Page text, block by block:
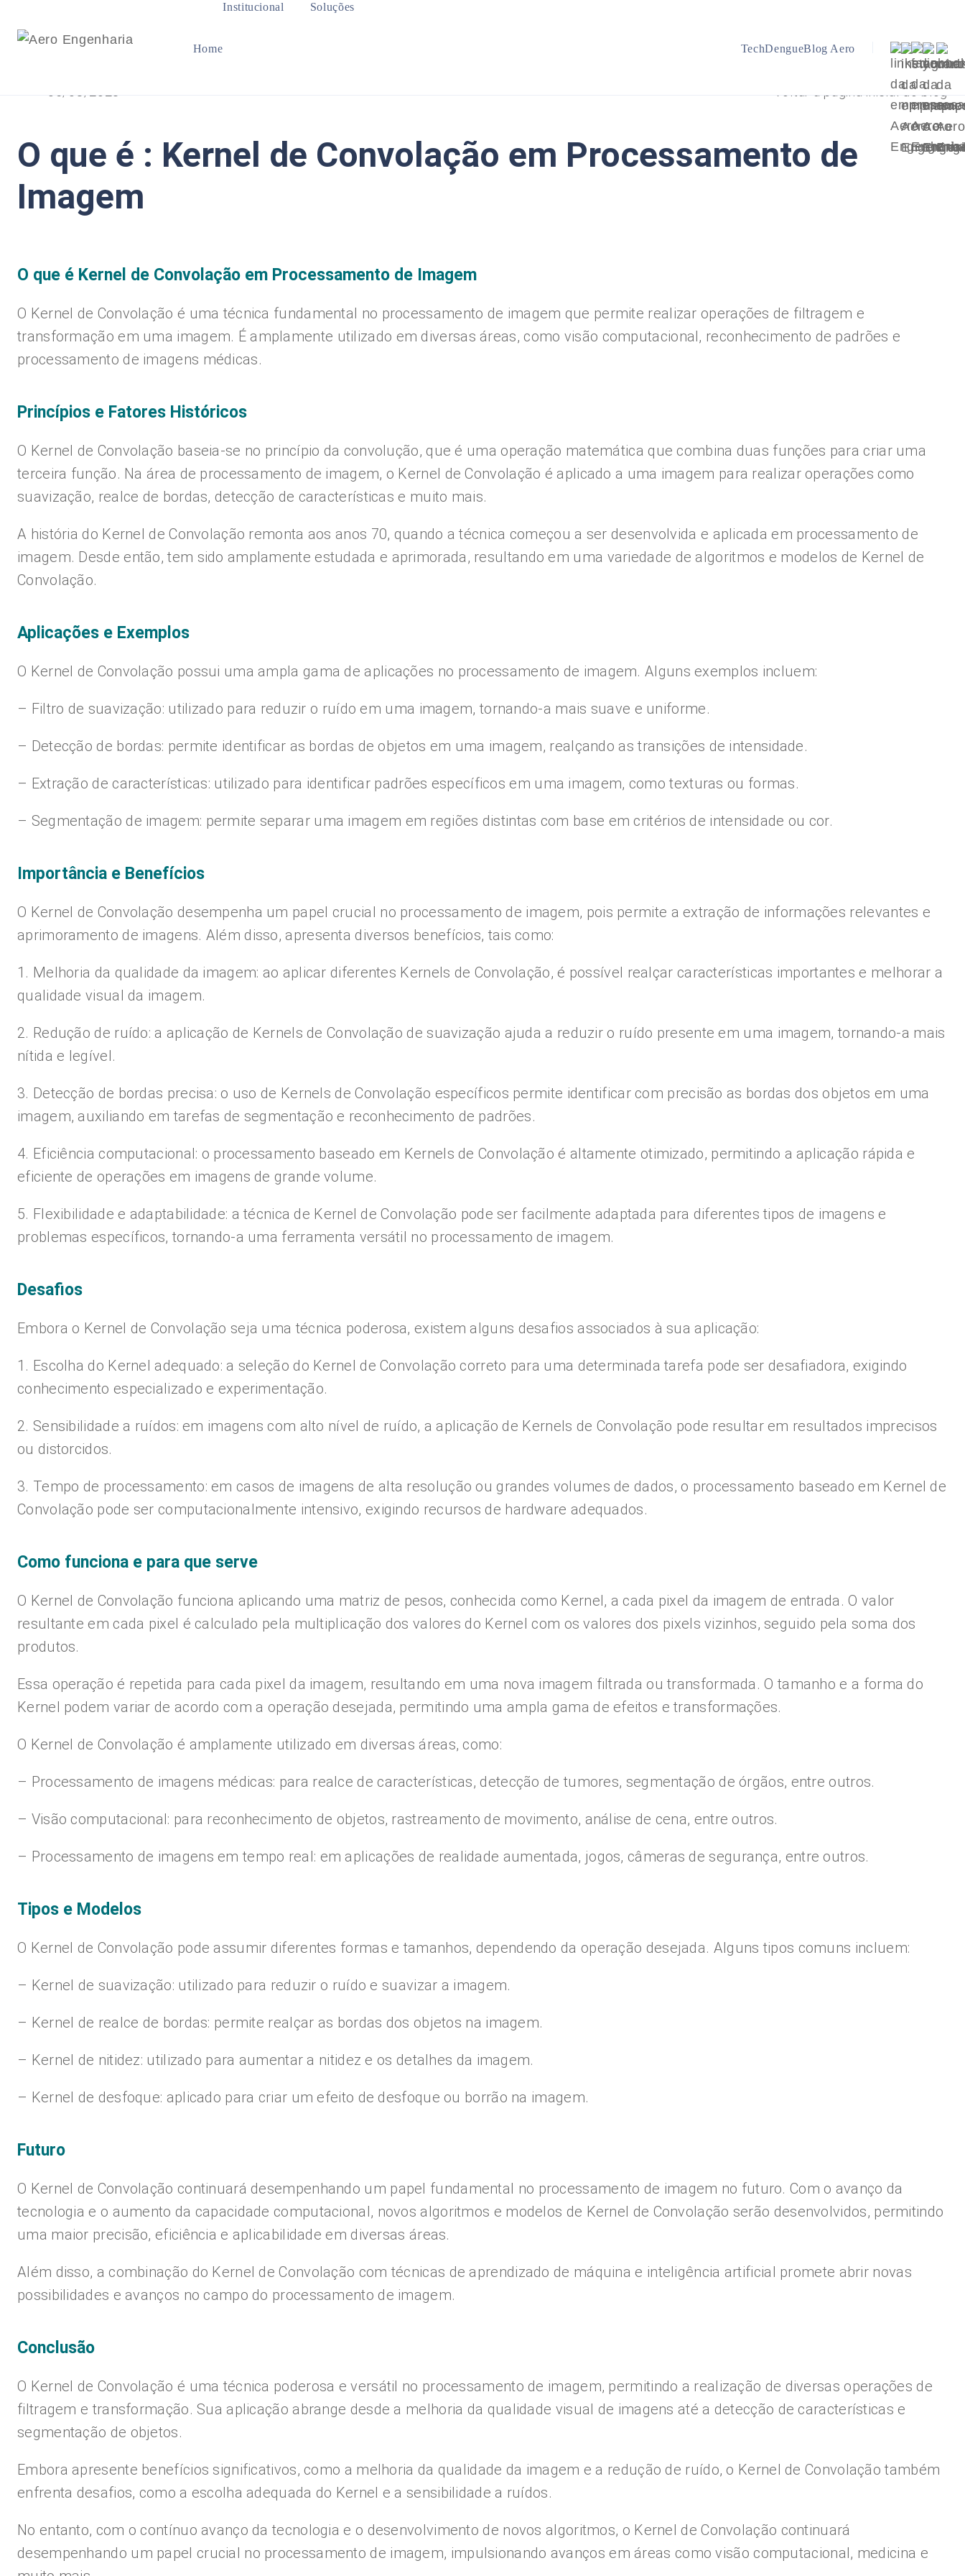
Home
Institucional Soluções
TechDengueBlog Aero
Voltar a página inicial do blog
O que é : Kernel de Convolação em Processamento de
Imagem
O que é Kernel de Convolação em Processamento de Imagem
O Kernel de Convolação é uma técnica fundamental no processamento de imagem que permite realizar operações de filtragem e
transformação em uma imagem. É amplamente utilizado em diversas áreas, como visão computacional, reconhecimento de padrões e
processamento de imagens médicas.
Princípios e Fatores Históricos
O Kernel de Convolação baseia-se no princípio da convolução, que é uma operação matemática que combina duas funções para criar uma
terceira função. Na área de processamento de imagem, o Kernel de Convolação é aplicado a uma imagem para realizar operações como
suavização, realce de bordas, detecção de características e muito mais.
A história do Kernel de Convolação remonta aos anos 70, quando a técnica começou a ser desenvolvida e aplicada em processamento de
imagem. Desde então, tem sido amplamente estudada e aprimorada, resultando em uma variedade de algoritmos e modelos de Kernel de
Convolação.
Aplicações e Exemplos
O Kernel de Convolação possui uma ampla gama de aplicações no processamento de imagem. Alguns exemplos incluem:
– Filtro de suavização: utilizado para reduzir o ruído em uma imagem, tornando-a mais suave e uniforme.
– Detecção de bordas: permite identificar as bordas de objetos em uma imagem, realçando as transições de intensidade.
– Extração de características: utilizado para identificar padrões específicos em uma imagem, como texturas ou formas.
– Segmentação de imagem: permite separar uma imagem em regiões distintas com base em critérios de intensidade ou cor.
Importância e Benefícios
O Kernel de Convolação desempenha um papel crucial no processamento de imagem, pois permite a extração de informações relevantes e
aprimoramento de imagens. Além disso, apresenta diversos benefícios, tais como:
1. Melhoria da qualidade da imagem: ao aplicar diferentes Kernels de Convolação, é possível realçar características importantes e melhorar a
qualidade visual da imagem.
2. Redução de ruído: a aplicação de Kernels de Convolação de suavização ajuda a reduzir o ruído presente em uma imagem, tornando-a mais
nítida e legível.
3. Detecção de bordas precisa: o uso de Kernels de Convolação específicos permite identificar com precisão as bordas dos objetos em uma
imagem, auxiliando em tarefas de segmentação e reconhecimento de padrões.
4. Eficiência computacional: o processamento baseado em Kernels de Convolação é altamente otimizado, permitindo a aplicação rápida e
eficiente de operações em imagens de grande volume.
5. Flexibilidade e adaptabilidade: a técnica de Kernel de Convolação pode ser facilmente adaptada para diferentes tipos de imagens e
problemas específicos, tornando-a uma ferramenta versátil no processamento de imagem.
Desafios
Embora o Kernel de Convolação seja uma técnica poderosa, existem alguns desafios associados à sua aplicação:
1. Escolha do Kernel adequado: a seleção do Kernel de Convolação correto para uma determinada tarefa pode ser desafiadora, exigindo
conhecimento especializado e experimentação.
2. Sensibilidade a ruídos: em imagens com alto nível de ruído, a aplicação de Kernels de Convolação pode resultar em resultados imprecisos
ou distorcidos.
3. Tempo de processamento: em casos de imagens de alta resolução ou grandes volumes de dados, o processamento baseado em Kernel de
Convolação pode ser computacionalmente intensivo, exigindo recursos de hardware adequados.
Como funciona e para que serve
O Kernel de Convolação funciona aplicando uma matriz de pesos, conhecida como Kernel, a cada pixel da imagem de entrada. O valor
resultante em cada pixel é calculado pela multiplicação dos valores do Kernel com os valores dos pixels vizinhos, seguido pela soma dos
produtos.
Essa operação é repetida para cada pixel da imagem, resultando em uma nova imagem filtrada ou transformada. O tamanho e a forma do
Kernel podem variar de acordo com a operação desejada, permitindo uma ampla gama de efeitos e transformações.
O Kernel de Convolação é amplamente utilizado em diversas áreas, como:
– Processamento de imagens médicas: para realce de características, detecção de tumores, segmentação de órgãos, entre outros.
– Visão computacional: para reconhecimento de objetos, rastreamento de movimento, análise de cena, entre outros.
– Processamento de imagens em tempo real: em aplicações de realidade aumentada, jogos, câmeras de segurança, entre outros.
Tipos e Modelos
O Kernel de Convolação pode assumir diferentes formas e tamanhos, dependendo da operação desejada. Alguns tipos comuns incluem:
– Kernel de suavização: utilizado para reduzir o ruído e suavizar a imagem.
– Kernel de realce de bordas: permite realçar as bordas dos objetos na imagem.
– Kernel de nitidez: utilizado para aumentar a nitidez e os detalhes da imagem.
– Kernel de desfoque: aplicado para criar um efeito de desfoque ou borrão na imagem.
Futuro
O Kernel de Convolação continuará desempenhando um papel fundamental no processamento de imagem no futuro. Com o avanço da
tecnologia e o aumento da capacidade computacional, novos algoritmos e modelos de Kernel de Convolação serão desenvolvidos, permitindo
uma maior precisão, eficiência e aplicabilidade em diversas áreas.
Além disso, a combinação do Kernel de Convolação com técnicas de aprendizado de máquina e inteligência artificial promete abrir novas
possibilidades e avanços no campo do processamento de imagem.
Conclusão
O Kernel de Convolação é uma técnica poderosa e versátil no processamento de imagem, permitindo a realização de diversas operações de
filtragem e transformação. Sua aplicação abrange desde a melhoria da qualidade visual de imagens até a detecção de características e
segmentação de objetos.
Embora apresente benefícios significativos, como a melhoria da qualidade da imagem e a redução de ruído, o Kernel de Convolação também
enfrenta desafios, como a escolha adequada do Kernel e a sensibilidade a ruídos.
No entanto, com o contínuo avanço da tecnologia e o desenvolvimento de novos algoritmos, o Kernel de Convolação continuará
desempenhando um papel crucial no processamento de imagem, impulsionando avanços em áreas como visão computacional, medicina e